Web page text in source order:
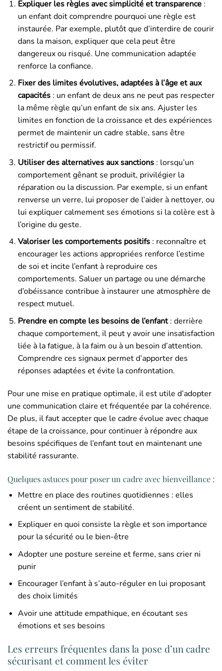
Expliquer les règles avec simplicité et transparence:
un enfant doit comprendre pourquoi une règle est
instaurée. Par exemple, plutôt que d’interdire de courir
dans la maison, expliquer que cela peut être
dangereux ou risqué. Une communication adaptée
renforce la confiance.
Fixer des limites évolutives, adaptées à l’âge et aux
capacités: un enfant de deux ans ne peut pas respecter
la même règle qu’un enfant de six ans. Ajuster les
limites en fonction de la croissance et des expériences
permet de maintenir un cadre stable, sans être
restrictif ou permissif.
Utiliser des alternatives aux sanctions: lorsqu’un
comportement gênant se produit, privilégier la
réparation ou la discussion. Par exemple, si un enfant
renverse un verre, lui proposer de l’aider à nettoyer, ou
lui expliquer calmement ses émotions si la colère est à
l’origine du geste.
Valoriser les comportements positifs: reconnaître et
encourager les actions appropriées renforce l’estime
de soi et incite l’enfant à reproduire ces
comportements. Saluer un partage ou une démarche
d’obéissance contribue à instaurer une atmosphère de
respect mutuel.
Prendre en compte les besoins de l’enfant: derrière
chaque comportement, il peut y avoir une insatisfaction
liée à la fatigue, à la faim ou à un besoin d’attention.
Comprendre ces signaux permet d’apporter des
réponses adaptées et évite la confrontation.
Pour une mise en pratique optimale, il est utile d’adopter
une communication claire et fréquentée par la cohérence.
De plus, il faut accepter que le cadre évolue avec chaque
étape de la croissance, pour continuer à répondre aux
besoins spécifiques de l’enfant tout en maintenant une
stabilité rassurante.
Quelques astuces pour poser un cadre avec bienveillance :
Mettre en place des routines quotidiennes : elles
créent un sentiment de stabilité.
Expliquer en quoi consiste la règle et son importance
pour la sécurité ou le bien-être
Adopter une posture sereine et ferme, sans crier ni
punir
Encourager l’enfant à s’auto-réguler en lui proposant
des choix limités
Avoir une attitude empathique, en écoutant ses
émotions et ses besoins
Les erreurs fréquentes dans la pose d’un cadre
sécurisant et comment les éviter